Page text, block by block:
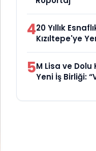
420 Yıllık
Kızıltepe'ye
5M Lisa ve
Yeni İş Birliği: